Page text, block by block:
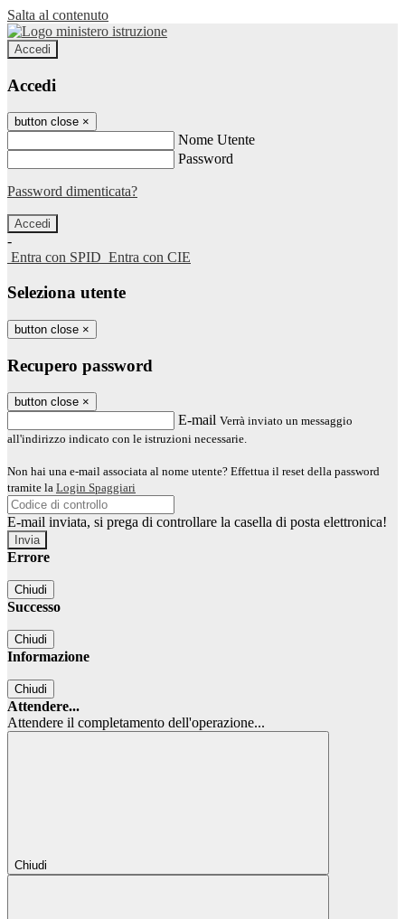
Salta al contenuto
Accedi
Accedi
button close ×
Nome Utente
Password
Password dimenticata?
-
Entra con SPID Entra con CIE
Seleziona utente
button close ×
Recupero password
button close ×
E-mail Verrà inviato un messaggio
all'indirizzo indicato con le istruzioni necessarie.
Non hai una e-mail associata al nome utente? Effettua il reset della password
tramite la Login Spaggiari
E-mail inviata, si prega di controllare la casella di posta elettronica!
Errore
Chiudi
Successo
Chiudi
Informazione
Chiudi
Attendere...
Attendere il completamento dell'operazione...
Chiudi